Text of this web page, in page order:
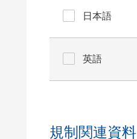
日本語
英語
規制関連資料